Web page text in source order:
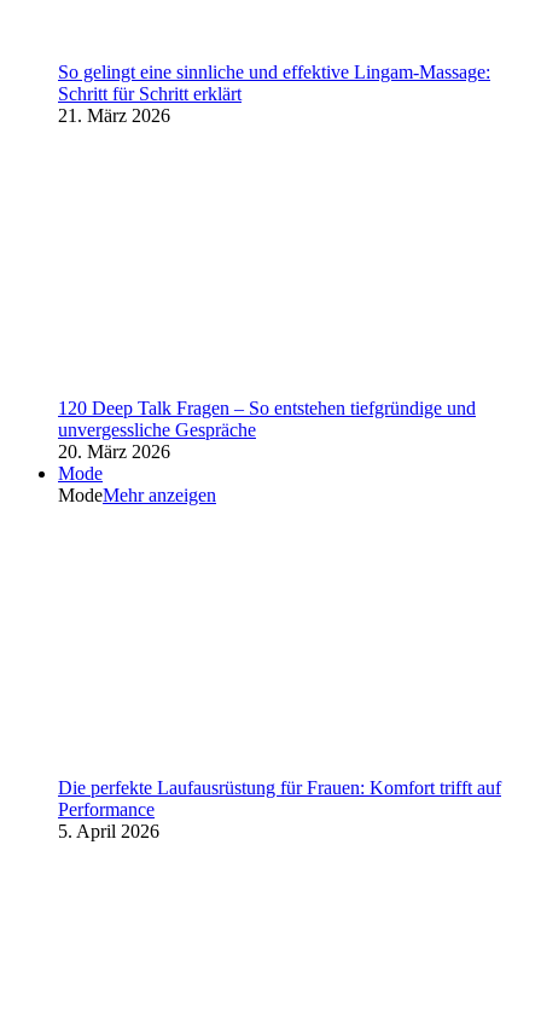
So gelingt eine sinnliche und effektive Lingam-Massage:
Schritt für Schritt erklärt
21. März 2026
120 Deep Talk Fragen – So entstehen tiefgründige und
unvergessliche Gespräche
20. März 2026
Mode
ModeMehr anzeigen
Die perfekte Laufausrüstung für Frauen: Komfort trifft auf
Performance
5. April 2026